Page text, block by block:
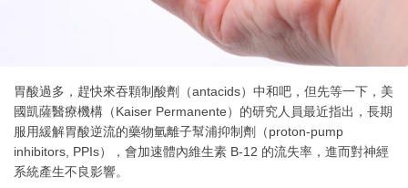
胃酸過多，趕快來吞顆制酸劑（antacids）中和吧，但先等一下，美
國凱薩醫療機構（Kaiser Permanente）的研究人員最近指出，長期
服用緩解胃酸逆流的藥物氫離子幫浦抑制劑（proton-pump
inhibitors, PPIs），會加速體內維生素 B-12 的流失率，進而對神經
系統產生不良影響。